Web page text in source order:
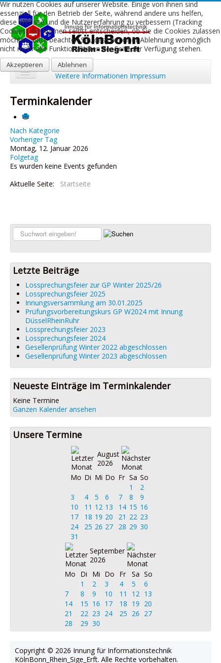
Über uns
Leistungen
Ausbildung
Fachbetriebe
Links
Impressum
Terminkalender
Nach Kategorie
Vorheriger Tag
Montag, 12. Januar 2026
Folgetag
Es wurden keine Events gefunden
Aktuelle Seite:
Startseite
Suchen...
Letzte Beiträge
Lossprechungsfeier zur GP Winter 2025/26
Lossprechungsfeier 2025
Innungsversammlung am 30.01.2025
Prüfungsvorbereitungskurs GP W2024 mit Innung
DüsselRheinRuhr
Lossprechungsfeier 2023
Lossprechungsfeier 2024
Gesellenprüfung Winter 2022 abgeschlossen
Gesellenprüfung Winter 2023 abgeschlossen
Neueste Einträge im Terminkalender
Keine Termine
Ganzen Kalender ansehen
Unsere Termine
August
2026
Mo Di Mi Do Fr Sa So
1
2
3
4 5 6 7 8
9
10
11 12 13 14 15 16
17
18 19 20 21 22 23
24
25 26 27 28 29 30
31
September
2026
Mo
Di Mi Do Fr Sa So
1
2 3 4 5
6
7
8 9 10 11 12 13
14
15 16 17 18 19 20
21
22 23 24 25 26 27
28
29 30
Copyright © 2026 Innung für Informationstechnik
KölnBonn_Rhein_Sige_Erft. Alle Rechte vorbehalten.
Wir nutzen Cookies auf unserer Website. Einige von ihnen sind
essenziell für den Betrieb der Seite, während andere uns helfen,
diese Website und die Nutzererfahrung zu verbessern (Tracking
Cookies). Sie können selbst entscheiden, ob Sie die Cookies zulassen
möchten. Bitte beachten Sie, dass bei einer Ablehnung womöglich
nicht mehr alle Funktionalitäten der Seite zur Verfügung stehen.
Akzeptieren Ablehnen
Weitere Informationen Impressum